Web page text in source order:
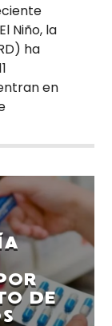
Niño, la
ha
en
DE